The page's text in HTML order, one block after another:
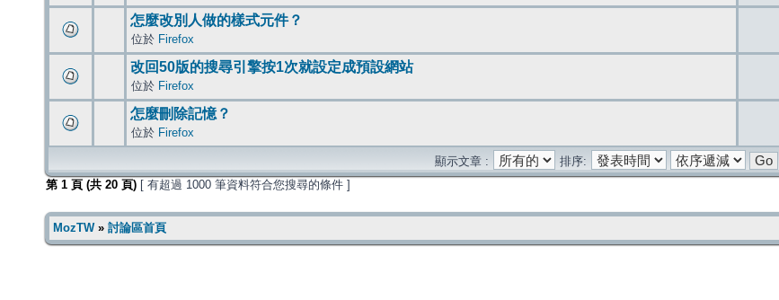
怎麼改別人做的樣式元件？
位於 Firefox
改回50版的搜尋引擎按1次就設定成預設網站
位於 Firefox
怎麼刪除記憶？
位於 Firefox
顯示文章 :
排序:
第 1 頁 (共 20 頁) [ 有超過 1000 筆資料符合您搜尋的條件 ]
MozTW» 討論區首頁